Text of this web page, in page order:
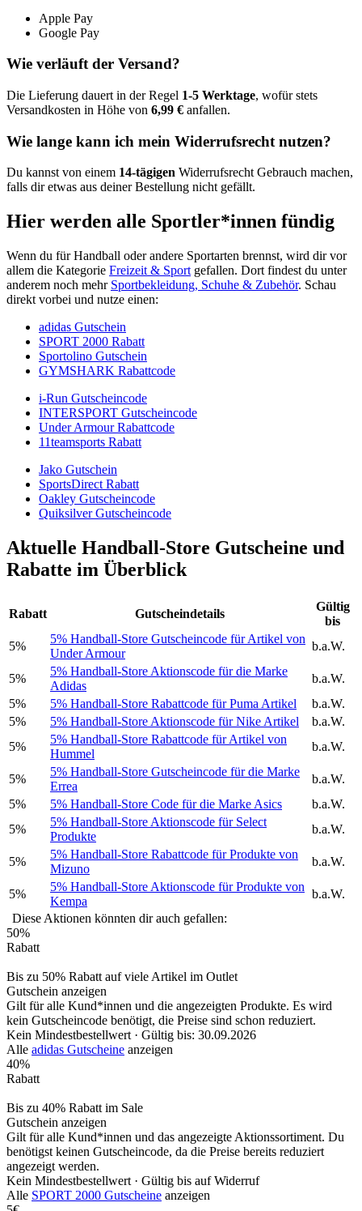
Apple Pay
Google Pay
Wie verläuft der Versand?
Die Lieferung dauert in der Regel 1-5 Werktage, wofür stets
Versandkosten in Höhe von 6,99 € anfallen.
Wie lange kann ich mein Widerrufsrecht nutzen?
Du kannst von einem 14-tägigen Widerrufsrecht Gebrauch machen,
falls dir etwas aus deiner Bestellung nicht gefällt.
Hier werden alle Sportler*innen fündig
Wenn du für Handball oder andere Sportarten brennst, wird dir vor
allem die Kategorie Freizeit & Sport gefallen. Dort findest du unter
anderem noch mehr Sportbekleidung, Schuhe & Zubehör. Schau
direkt vorbei und nutze einen:
adidas Gutschein
SPORT 2000 Rabatt
Sportolino Gutschein
GYMSHARK Rabattcode
i-Run Gutscheincode
INTERSPORT Gutscheincode
Under Armour Rabattcode
11teamsports Rabatt
Jako Gutschein
SportsDirect Rabatt
Oakley Gutscheincode
Quiksilver Gutscheincode
Aktuelle Handball-Store Gutscheine und
Rabatte im Überblick
Rabatt Gutscheindetails
Gültig
bis
5%
5% Handball-Store Gutscheincode für Artikel von
Under Armour
b.a.W.
5%
5% Handball-Store Aktionscode für die Marke
Adidas
b.a.W.
5%
5% Handball-Store Rabattcode für Puma Artikel
b.a.W.
5%
5% Handball-Store Aktionscode für Nike Artikel
b.a.W.
5%
5% Handball-Store Rabattcode für Artikel von
Hummel
b.a.W.
5%
5% Handball-Store Gutscheincode für die Marke
Errea
b.a.W.
5%
5% Handball-Store Code für die Marke Asics
b.a.W.
5%
5% Handball-Store Aktionscode für Select
Produkte
b.a.W.
5%
5% Handball-Store Rabattcode für Produkte von
Mizuno
b.a.W.
5%
5% Handball-Store Aktionscode für Produkte von
Kempa
b.a.W.
Diese Aktionen könnten dir auch gefallen:
50%
Rabatt
Bis zu 50% Rabatt auf viele Artikel im Outlet
Gutschein anzeigen
Gilt für alle Kund*innen und die angezeigten Produkte. Es wird
kein Gutscheincode benötigt, die Preise sind schon reduziert.
Kein Mindestbestellwert · Gültig bis: 30.09.2026
Alle adidas Gutscheine anzeigen
40%
Rabatt
Bis zu 40% Rabatt im Sale
Gutschein anzeigen
Gilt für alle Kund*innen und das angezeigte Aktionssortiment. Du
benötigst keinen Gutscheincode, da die Preise bereits reduziert
angezeigt werden.
Kein Mindestbestellwert · Gültig bis auf Widerruf
Alle SPORT 2000 Gutscheine anzeigen